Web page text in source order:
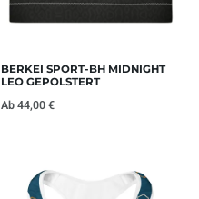
BERKEI SPORT-BH MIDNIGHT
LEO GEPOLSTERT
Ab44,00€